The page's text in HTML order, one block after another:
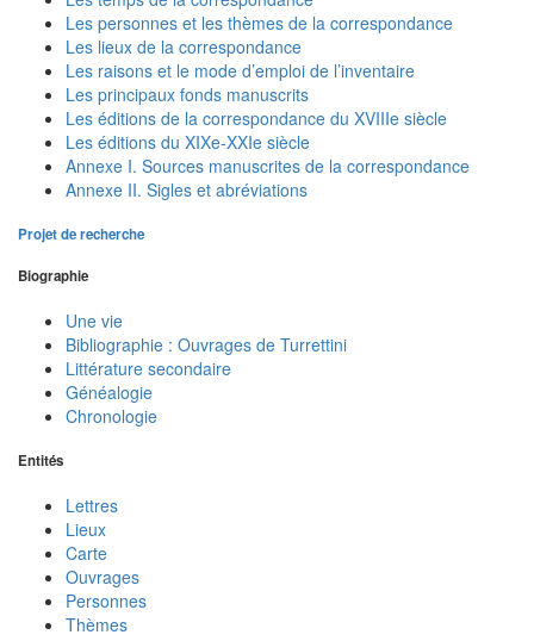
Les personnes et les thèmes de la correspondance
Les lieux de la correspondance
Les raisons et le mode d’emploi de l’inventaire
Les principaux fonds manuscrits
Les éditions de la correspondance du XVIIIe siècle
Les éditions du XIXe-XXIe siècle
Annexe I. Sources manuscrites de la correspondance
Annexe II. Sigles et abréviations
Projet de recherche
Biographie
Une vie
Bibliographie : Ouvrages de Turrettini
Littérature secondaire
Généalogie
Chronologie
Entités
Lettres
Lieux
Carte
Ouvrages
Personnes
Thèmes